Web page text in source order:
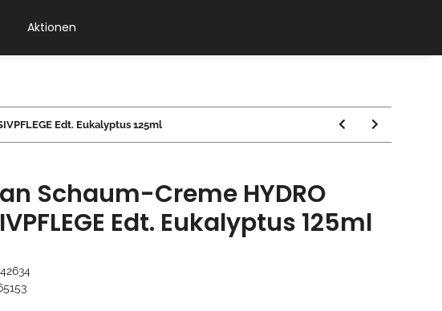
Aktionen
Edt. Eukalyptus 125ml
Schaum-Creme HYDRO
Edt. Eukalyptus 125ml
42634